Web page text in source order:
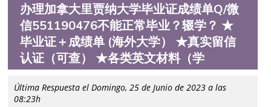
办理加拿大里贾纳大学毕业证成绩单Q/微
信551190476不能正常毕业？辍学？ ★
毕业证＋成绩单 (海外大学） ★真实留信
认证（可查） ★各类英文材料（学
Última Respuesta el Domingo, 25 de Junio de 2023 a las
08:23h